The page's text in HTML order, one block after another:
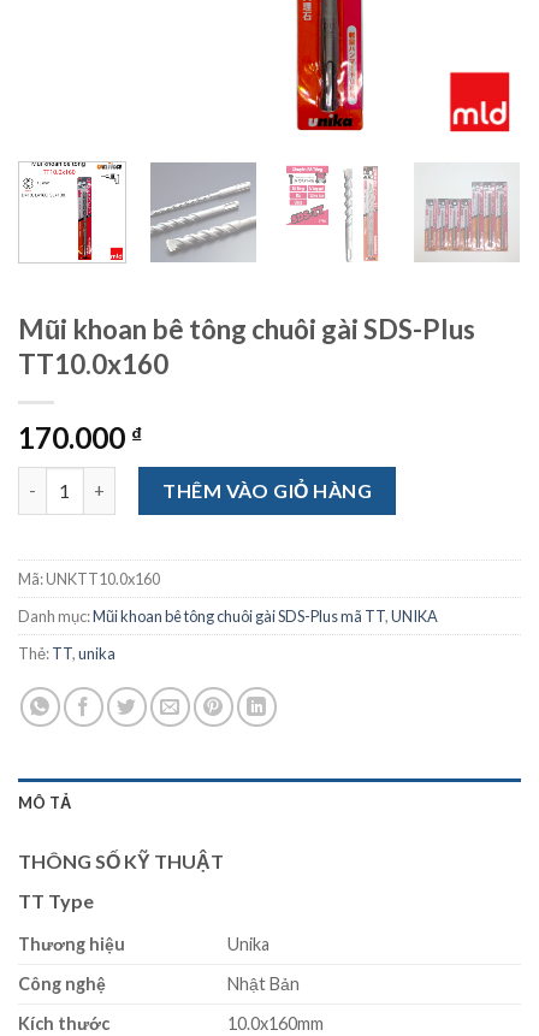
Mũi khoan bê tông chuôi gài SDS-Plus
TT10.0x160
170.000 ₫
Mũi khoan bê tông chuôi gài SDS-Plus TT10.0x160 số lượng
THÊM VÀO GIỎ HÀNG
Mã:UNKTT10.0x160
Danh mục:Mũi khoan bê tông chuôi gài SDS-Plus mã TT,UNIKA
Thẻ:TT,unika
MÔ TẢ
THÔNG SỐ KỸ THUẬT
TT Type
Thương hiệu
Unika
Công nghệ
Nhật Bản
Kích thước
10.0x160mm